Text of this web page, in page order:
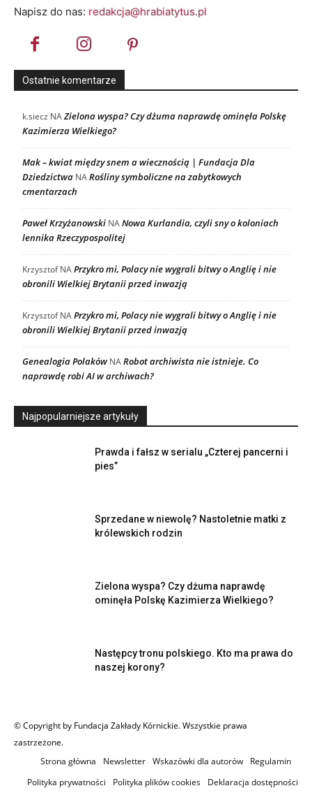
Napisz do nas: redakcja@hrabiatytus.pl
Ostatnie komentarze
k.siecz NAZielona wyspa? Czy dżuma naprawdę ominęła Polskę
Kazimierza Wielkiego?
Mak – kwiat między snem a wiecznością | Fundacja Dla
Dziedzictwa NARośliny symboliczne na zabytkowych
cmentarzach
Paweł Krzyżanowski NANowa Kurlandia, czyli sny o koloniach
lennika Rzeczypospolitej
KrzysztofNAPrzykro mi, Polacy nie wygrali bitwy o Anglię i nie
obronili Wielkiej Brytanii przed inwazją
KrzysztofNAPrzykro mi, Polacy nie wygrali bitwy o Anglię i nie
obronili Wielkiej Brytanii przed inwazją
Genealogia PolakówNARobot archiwista nie istnieje. Co
naprawdę robi AI w archiwach?
Najpopularniejsze artykuły
Prawda i fałsz w serialu „Czterej pancerni i
pies”
Sprzedane w niewolę? Nastoletnie matki z
królewskich rodzin
Zielona wyspa? Czy dżuma naprawdę
ominęła Polskę Kazimierza Wielkiego?
Następcy tronu polskiego. Kto ma prawa do
naszej korony?
© Copyright by Fundacja Zakłady Kórnickie. Wszystkie prawa
zastrzeżone.
Strona główna
Newsletter Wskazówki dla autorów
Regulamin
Polityka prywatności
Polityka plików cookies Deklaracja dostępności